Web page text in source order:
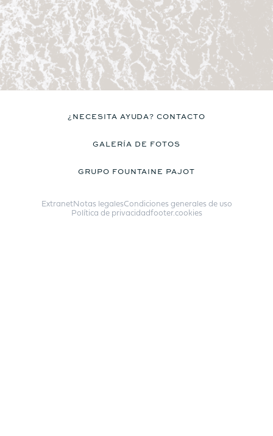
¿NECESITA AYUDA? CONTACTO
GALERÍA DE FOTOS
GRUPO FOUNTAINE PAJOT
ExtranetNotas legalesCondiciones generales de uso
Política de privacidadfooter.cookies